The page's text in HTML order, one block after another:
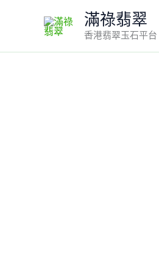
滿祿翡翠
香港翡翠玉石平台